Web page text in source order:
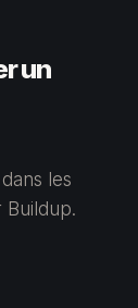
un
les
Buildup.